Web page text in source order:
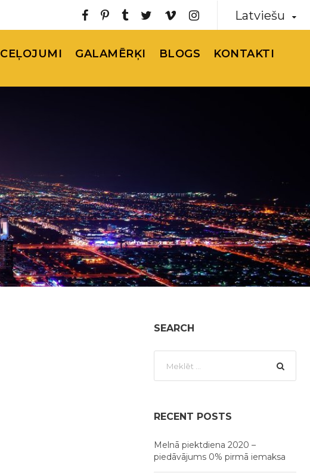
Latviešu
CEĻOJUMI GALAMĒRĶI BLOGS KONTAKTI
SEARCH
RECENT POSTS
Melnā piektdiena 2020 –
piedāvājums 0% pirmā iemaksa